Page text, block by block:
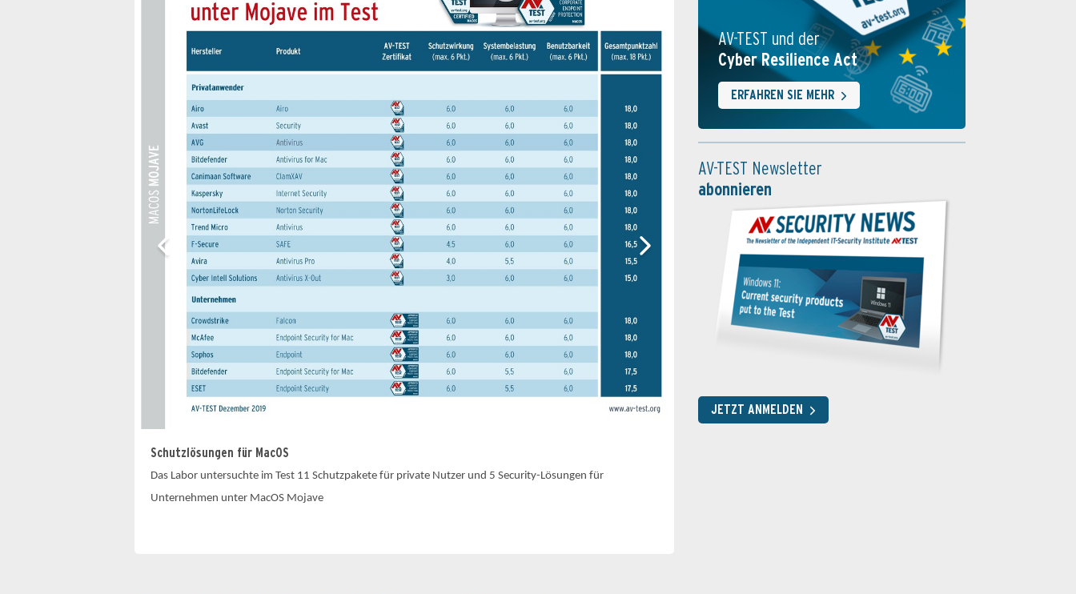
Schutzlösungen für MacOS
Das Labor untersuchte im Test 11 Schutzpakete für private Nutzer und 5 Security-Lösungen für
Unternehmen unter MacOS Mojave
Erkennung von spezieller MacOS-Malware
12 der 16 geprüften Schutzpakete erkannten und beseitigten die Schad-Software
AV-TEST und der
Cyber Resilience Act
ERFAHREN SIE MEHR
AV-TEST Newsletter
abonnieren
JETZT ANMELDEN